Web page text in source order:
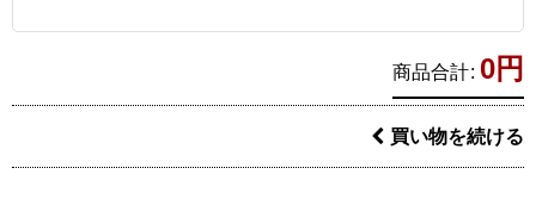
商品合計: 0円
買い物を続ける